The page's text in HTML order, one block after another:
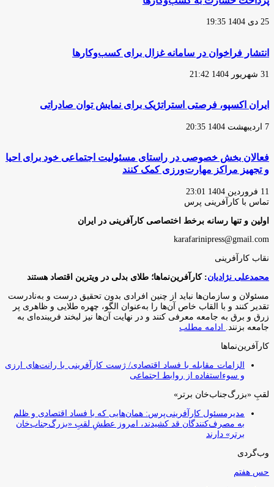
25 دی 1404 19:35
انتشار فراخوان در سامانه غزال برای کسب‌وکارها
31 شهریور 1404 21:42
ایران اکسپو، فرصتی استراتژیک برای نمایش توان صادراتی
7 اردیبهشت 1404 20:35
فعالان بخش خصوصی در راستای مسئولیت اجتماعی خود برای احیا
و تجهیز مراکز مهارت‌ورزی کمک کنند
11 فروردین 1404 23:01
تماس با کارآفرینی پرس
اولین و تنها رسانه برخط اختصاصی کارآفرینی در ایران
karafarinipress@gmail.com
نقاب کارآفرینی
محمدعلی نژادیان: کارآفرین‌نماها؛ طلای بدلی در ویترین اقتصاد هستند
مسئولان و سازمان‌ها نباید از چنین افرادی بدون تحقیق درست و به‌نادرست
تقدیر کنند و با القاب خاص آ‌ن‌ها را به‌عنوان الگو، چهره طلایی و ظاهری پر
زرق و برق به جامعه معرفی کنند و در نهایت آن‌ها نیز لبخند فریبنده‌ای به
جامعه بزنند.
ادامه مطلب
کارآفرین‌نماها
الزامات مقابله با فساد اقتصادی/ ژست کارآفرینی با رانت‌های ارزی
و سوءاستفاده از روابط اجتماعی
لقبِ «بزرگ‌جناب‌خان برتر»
مدیرمسئول کارآفرینی‌پرس: همان‌هایی که با فساد اقتصادی و ظلم
به مصرف‌کنندگان قد کشیدند، امروز عطشِ لقبِ «بزرگ‌جناب‌خان
برتر» دارند
وب‌گردی
حس هفتم